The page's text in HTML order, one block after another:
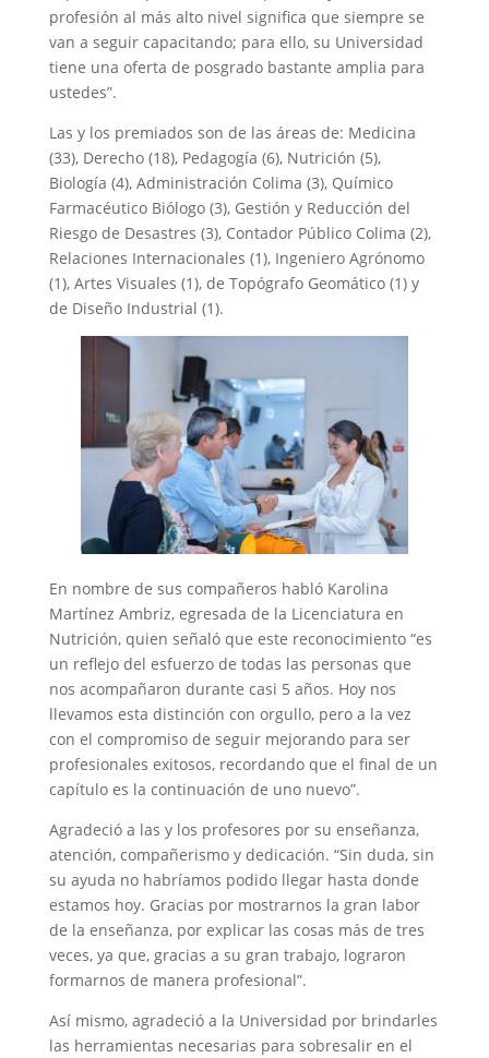
profesión al más alto nivel significa que siempre se
van a seguir capacitando; para ello, su Universidad
tiene una oferta de posgrado bastante amplia para
ustedes”.
Las y los premiados son de las áreas de: Medicina
(33), Derecho (18), Pedagogía (6), Nutrición (5),
Biología (4), Administración Colima (3), Químico
Farmacéutico Biólogo (3), Gestión y Reducción del
Riesgo de Desastres (3), Contador Público Colima (2),
Relaciones Internacionales (1), Ingeniero Agrónomo
(1), Artes Visuales (1), de Topógrafo Geomático (1) y
de Diseño Industrial (1).
En nombre de sus compañeros habló Karolina
Martínez Ambriz, egresada de la Licenciatura en
Nutrición, quien señaló que este reconocimiento “es
un reflejo del esfuerzo de todas las personas que
nos acompañaron durante casi 5 años. Hoy nos
llevamos esta distinción con orgullo, pero a la vez
con el compromiso de seguir mejorando para ser
profesionales exitosos, recordando que el final de un
capítulo es la continuación de uno nuevo”.
Agradeció a las y los profesores por su enseñanza,
atención, compañerismo y dedicación. “Sin duda, sin
su ayuda no habríamos podido llegar hasta donde
estamos hoy. Gracias por mostrarnos la gran labor
de la enseñanza, por explicar las cosas más de tres
veces, ya que, gracias a su gran trabajo, lograron
formarnos de manera profesional”.
Así mismo, agradeció a la Universidad por brindarles
las herramientas necesarias para sobresalir en el